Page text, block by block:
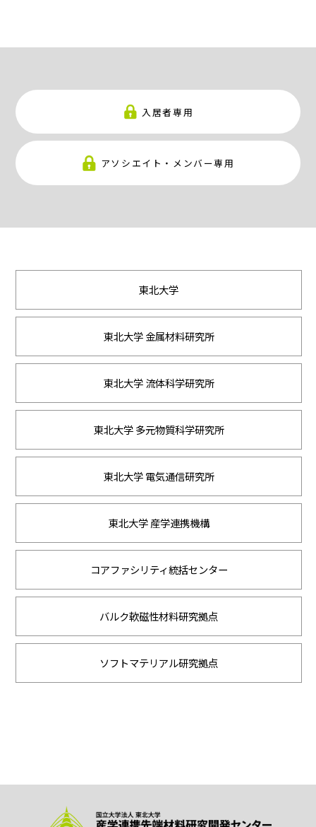
入居者専用
アソシエイト・メンバー専用
東北大学
東北大学 金属材料研究所
東北大学 流体科学研究所
東北大学 多元物質科学研究所
東北大学 電気通信研究所
東北大学 産学連携機構
コアファシリティ統括センター
バルク軟磁性材料研究拠点
ソフトマテリアル研究拠点